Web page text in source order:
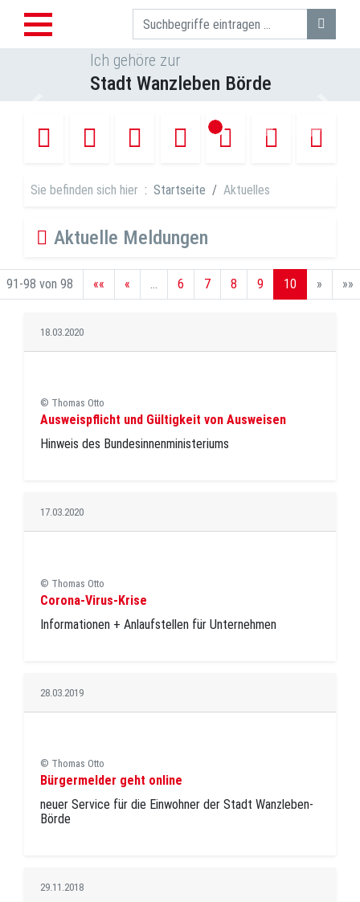
Ich gehöre zur
Stadt Wanzleben Börde
Sie befinden sich hier Startseite Aktuelles
Aktuelle Meldungen
91-98 von 98 «« « 6 7 8 9 10 » »»
Ausweispflicht und Gültigkeit von Ausweisen
Hinweis des Bundesinnenministeriums
© Thomas Otto
18.03.2020
Corona-Virus-Krise
Informationen + Anlaufstellen für Unternehmen
© Thomas Otto
17.03.2020
Bürgermelder geht online
neuer Service für die Einwohner der Stadt Wanzleben-
Börde
© Thomas Otto
28.03.2019
29.11.2018